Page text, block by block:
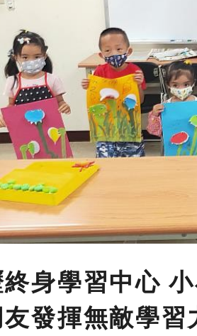
身學習中心
發揮無敵學習